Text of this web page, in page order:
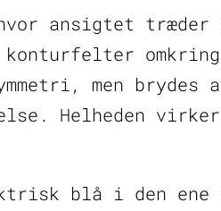
farver
antal
ansigtet træder
men brydes
Helheden
blå i den ene